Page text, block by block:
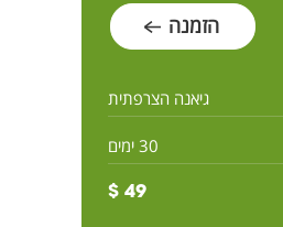
הזמנה
גיאנה הצרפתית
30 ימים
49 $